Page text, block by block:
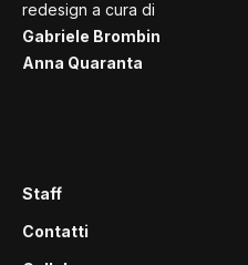
redesign a cura di
Gabriele Brombin
Anna Quaranta
Staff
Contatti